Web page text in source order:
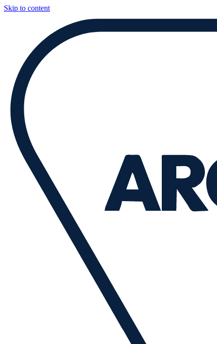
Skip to content